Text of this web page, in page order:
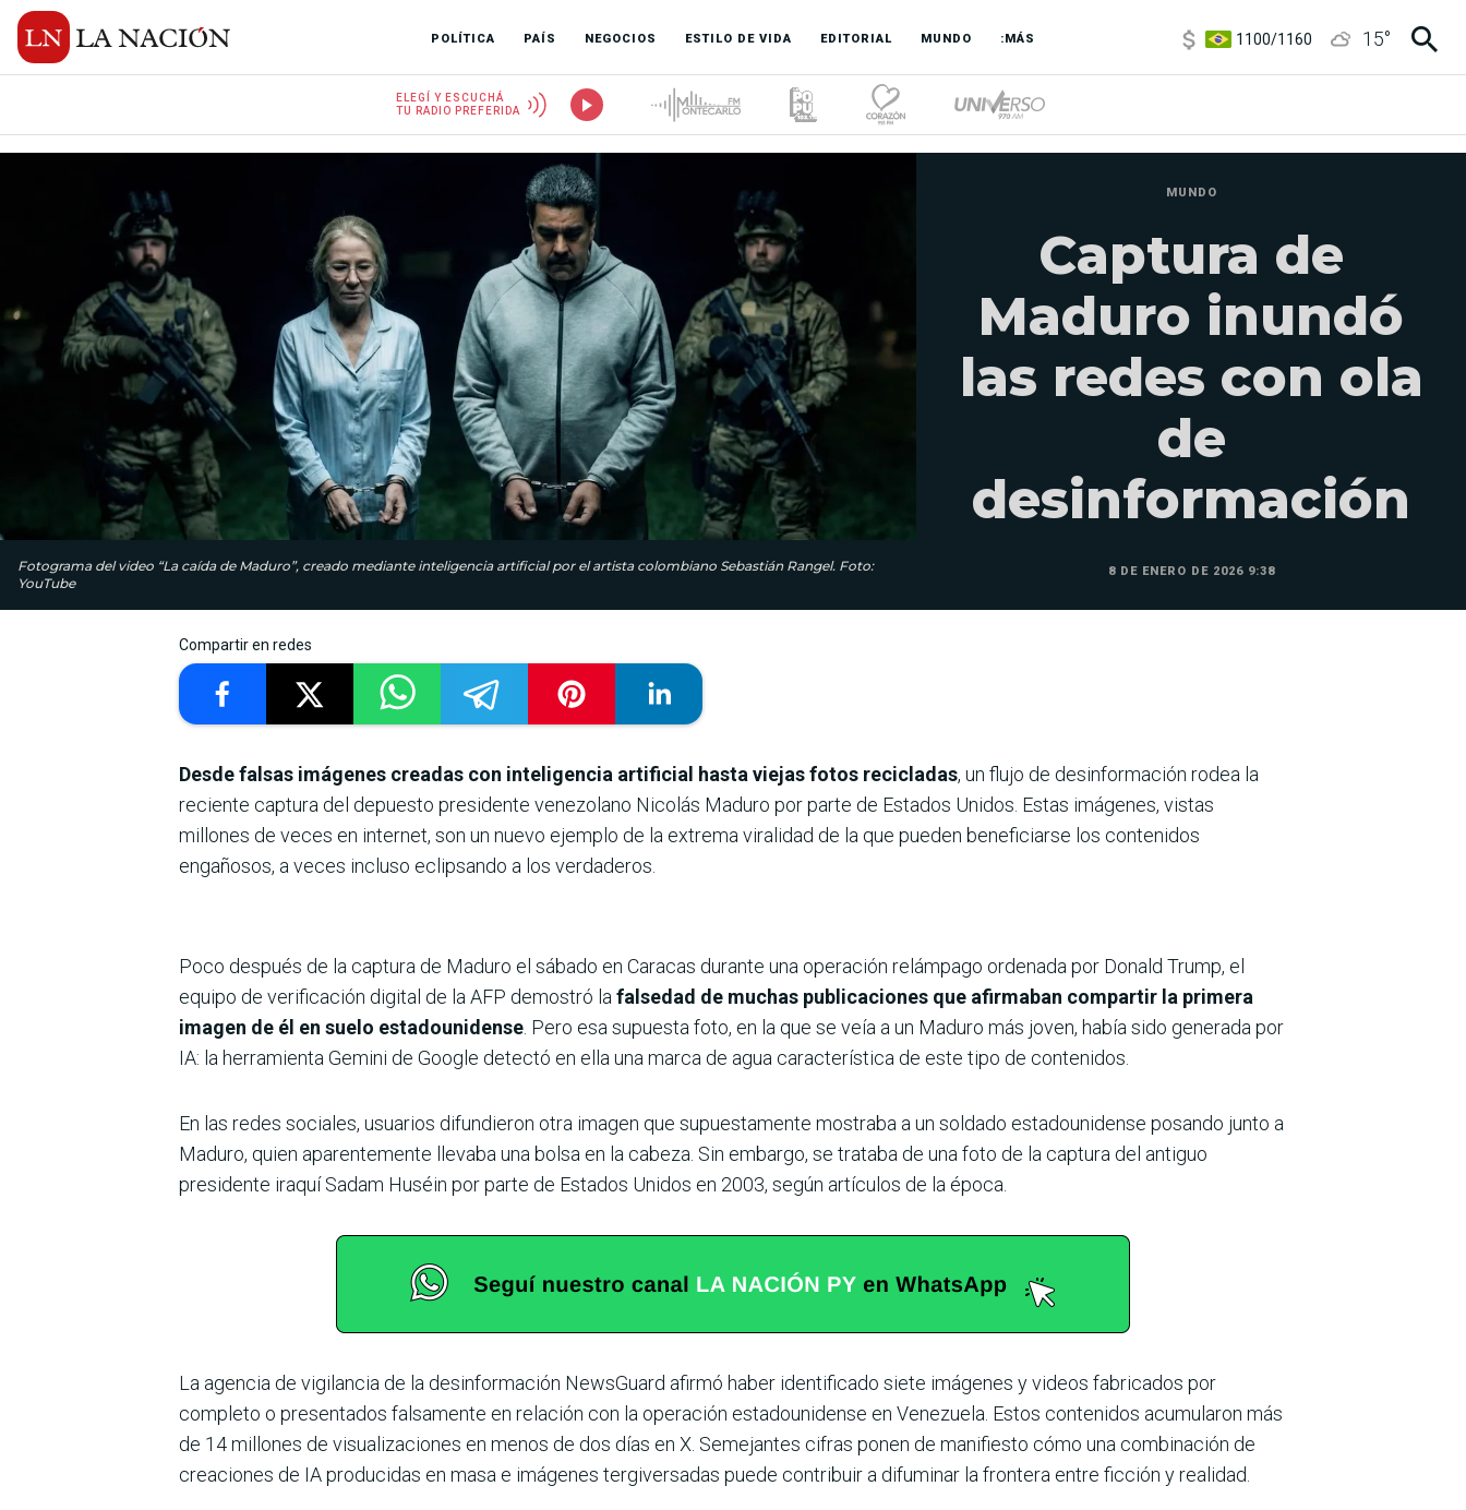
POLÍTICA PAÍS NEGOCIOS ESTILO DE VIDA EDITORIAL MUNDO :MÁS
3,8/4
15°
ELEGÍ Y ESCUCHÁ
TU RADIO PREFERIDA
Fotograma del video “La caída de Maduro”, creado mediante inteligencia artificial por el artista colombiano Sebastián Rangel. Foto:
YouTube
MUNDO
Captura de
Maduro inundó
las redes con ola
de
desinformación
8 DE ENERO DE 2026 9:38
Compartir en redes
Desde falsas imágenes creadas con inteligencia artificial hasta viejas fotos recicladas, un flujo de desinformación rodea la
reciente captura del depuesto presidente venezolano Nicolás Maduro por parte de Estados Unidos. Estas imágenes, vistas
millones de veces en internet, son un nuevo ejemplo de la extrema viralidad de la que pueden beneficiarse los contenidos
engañosos, a veces incluso eclipsando a los verdaderos.
Poco después de la captura de Maduro el sábado en Caracas durante una operación relámpago ordenada por Donald Trump, el
equipo de verificación digital de la AFP demostró la falsedad de muchas publicaciones que afirmaban compartir la primera
imagen de él en suelo estadounidense . Pero esa supuesta foto, en la que se veía a un Maduro más joven, había sido generada por
IA: la herramienta Gemini de Google detectó en ella una marca de agua característica de este tipo de contenidos.
En las redes sociales, usuarios difundieron otra imagen que supuestamente mostraba a un soldado estadounidense posando junto a
Maduro, quien aparentemente llevaba una bolsa en la cabeza. Sin embargo, se trataba de una foto de la captura del antiguo
presidente iraquí Sadam Huséin por parte de Estados Unidos en 2003, según artículos de la época.
La agencia de vigilancia de la desinformación NewsGuard afirmó haber identificado siete imágenes y videos fabricados por
completo o presentados falsamente en relación con la operación estadounidense en Venezuela. Estos contenidos acumularon más
de 14 millones de visualizaciones en menos de dos días en X. Semejantes cifras ponen de manifiesto cómo una combinación de
creaciones de IA producidas en masa e imágenes tergiversadas puede contribuir a difuminar la frontera entre ficción y realidad.